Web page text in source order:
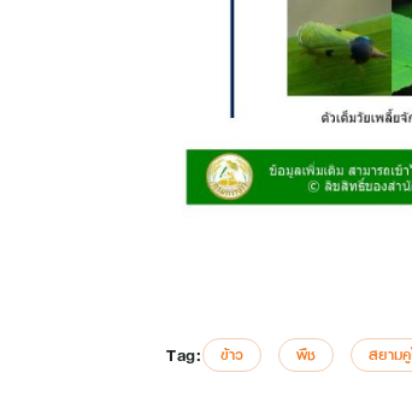
Tag: ข้าว พืช สยาม